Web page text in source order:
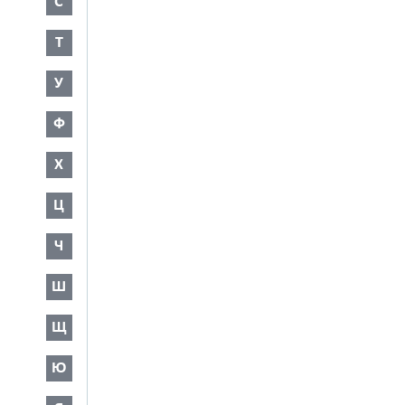
Т
У
Ф
Х
Ц
Ч
Ш
Щ
Ю